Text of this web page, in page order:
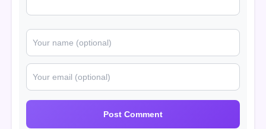
Post Comment